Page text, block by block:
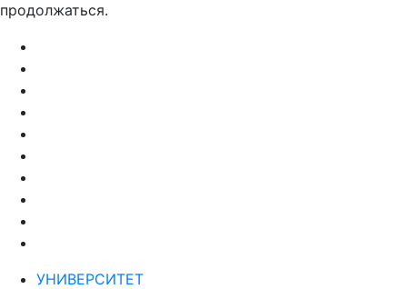
продолжаться.
УНИВЕРСИТЕТ